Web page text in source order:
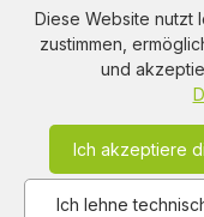
Diese Website nutzt
zustimmen,
und
Ich akzeptiere
Ich lehne